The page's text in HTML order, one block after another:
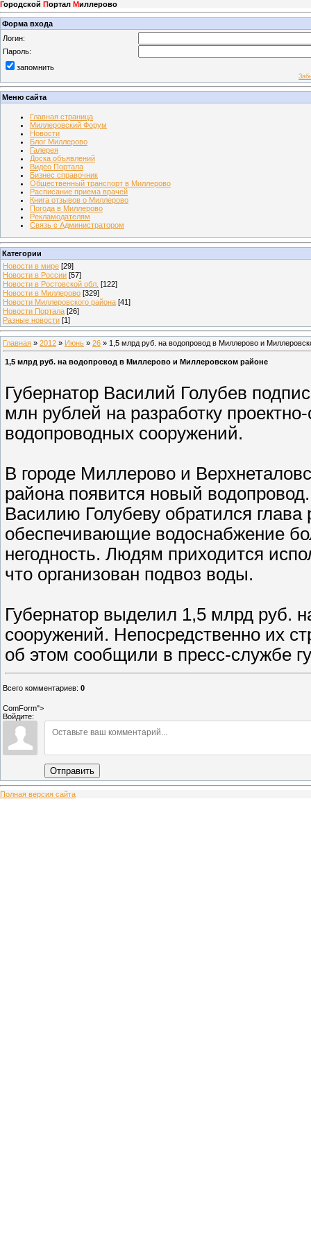
Городской Портал Миллерово
Форма входа
Логин:
Пароль:
запомнить
Меню сайта
Главная страница
Миллеровский Форум
Новости
Блог Миллерово
Галерея
Доска объявлений
Видео Портала
Бизнес справочник
Общественный транспорт в Миллерово
Расписание приема врачей
Книга отзывов о Миллерово
Погода в Миллерово
Рекламодателям
Связь с Администратором
Категории
Новости в мире [29]
Новости в России [57]
Новости в Ростовской обл. [122]
Новости в Миллерово [329]
Новости Миллеровского района [41]
Новости Портала [26]
Разные новости [1]
Главная » 2012 » Июнь » 26 » 1,5 млрд руб. на водопровод в Миллерово и
1,5 млрд руб. на водопровод в Миллерово и Миллеровском районе
Губернатор Василий Голубев
млн рублей на разработку
водопроводных сооружений.
В городе Миллерово и
района появится новый
Василию Голубеву обратился
обеспечивающие водоснабжение
негодность. Людям приходится
что организован подвоз воды.
Губернатор выделил 1,5 млрд руб.
сооружений. Непосредственно их
об этом сообщили в пресс-службе
Всего комментариев: 0
ComForm">
Войдите:
Отправить
Полная версия сайта